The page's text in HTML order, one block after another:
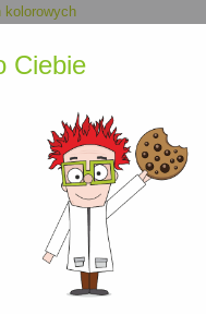
Ciebie
kolorowych
laserowych
kolorowych
kolorowych
kolorowych
atramentowych
atramentowych